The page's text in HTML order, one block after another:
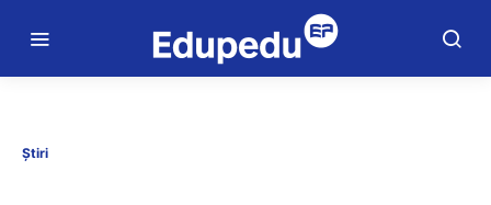
Știri